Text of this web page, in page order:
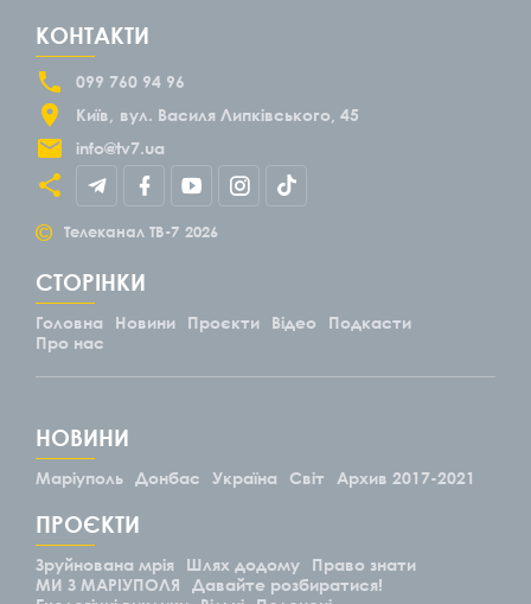
КОНТАКТИ
099 760 94 96
Київ
вул. Василя Липківського, 45
info@tv7.ua
© Телеканал ТВ-7 2026
СТОРІНКИ
Головна Новини Проєкти Відео
Подкасти
Про нас
НОВИНИ
Маріуполь Донбас Україна Світ Архив 2017-2021
ПРОЄКТИ
Зруйнована мрія Шлях додому
Право знати
МИ З МАРІУПОЛЯ
Давайте розбиратися!